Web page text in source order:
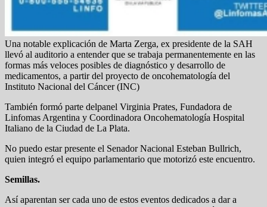
Una notable explicación de Marta Zerga, ex presidente de la SAH
llevó al auditorio a entender que se trabaja permanentemente en las
formas más veloces posibles de diagnóstico y desarrollo de
medicamentos, a partir del proyecto de oncohematología del
Instituto Nacional del Cáncer (INC)
También formó parte delpanel Virginia Prates, Fundadora de
Linfomas Argentina y Coordinadora Oncohematología Hospital
Italiano de la Ciudad de La Plata.
No puedo estar presente el Senador Nacional Esteban Bullrich,
quien integró el equipo parlamentario que motorizó este encuentro.
Semillas.
Así aparentan ser cada uno de estos eventos dedicados a dar a